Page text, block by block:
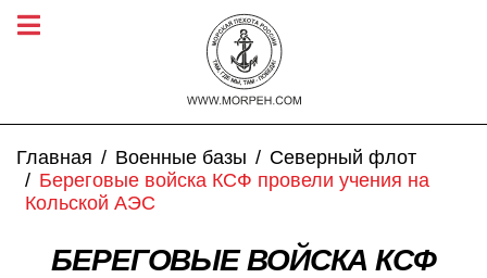
Главная Военные базы
Северный флот
Береговые войска КСФ провели учения на
Кольской АЭС
БЕРЕГОВЫЕ ВОЙСКА КСФ